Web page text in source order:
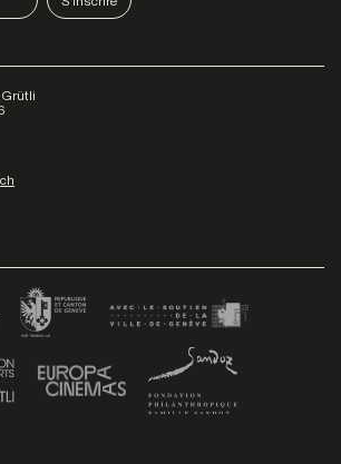
Grütli